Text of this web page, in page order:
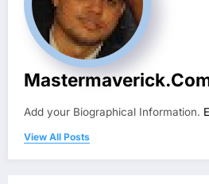
Add your Biographical Information.
View All Posts